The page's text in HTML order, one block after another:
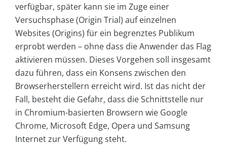
verfügbar, später kann sie im Zuge einer
Versuchsphase (Origin Trial) auf einzelnen
Websites (Origins) für ein begrenztes Publikum
erprobt werden – ohne dass die Anwender das Flag
aktivieren müssen. Dieses Vorgehen soll insgesamt
dazu führen, dass ein Konsens zwischen den
Browserherstellern erreicht wird. Ist das nicht der
Fall, besteht die Gefahr, dass die Schnittstelle nur
in Chromium-basierten Browsern wie Google
Chrome, Microsoft Edge, Opera und Samsung
Internet zur Verfügung steht.